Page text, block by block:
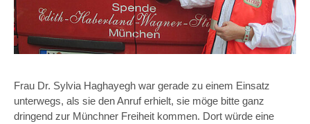
Frau Dr. Sylvia Haghayegh war gerade zu einem Einsatz
unterwegs, als sie den Anruf erhielt, sie möge bitte ganz
dringend zur Münchner Freiheit kommen. Dort würde eine